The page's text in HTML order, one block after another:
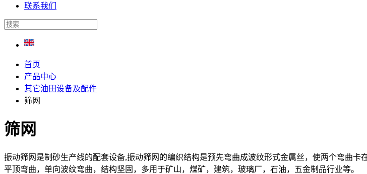
联系我们
首页
产品中心
其它油田设备及配件
筛网
筛网
振动筛网是制砂生产线的配套设备,振动筛网的编织结构是预先弯曲成波纹形式金属丝，使两个弯曲
平顶弯曲，单向波纹弯曲，结构坚固，多用于矿山，煤矿，建筑，玻璃厂，石油，五金制品行业等。